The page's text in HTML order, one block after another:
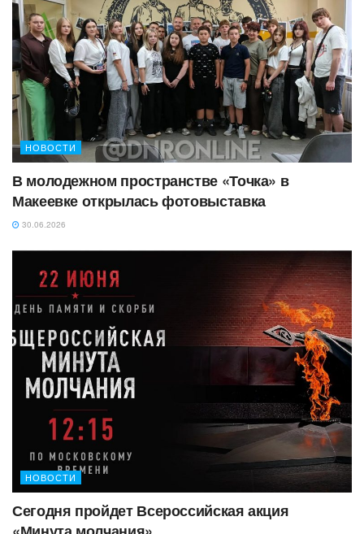
НОВОСТИ
‎В молодежном пространстве «Точка» в
Макеевке открылась фотовыставка
30.06.2026
НОВОСТИ
Сегодня пройдет Всероссийская акция